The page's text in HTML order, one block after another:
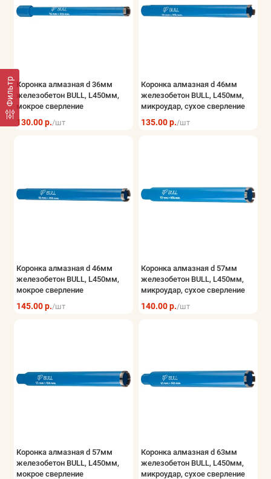
Фильтр Коронка алмазная d 36мм
железобетон BULL, L450мм,
мокрое сверление
130.00 р./шт
Коронка алмазная d 46мм
железобетон BULL, L450мм,
микроудар, сухое сверление
135.00 р./шт
Коронка алмазная d 46мм
железобетон BULL, L450мм,
мокрое сверление
145.00 р./шт
Коронка алмазная d 57мм
железобетон BULL, L450мм,
микроудар, сухое сверление
140.00 р./шт
Коронка алмазная d 57мм
железобетон BULL, L450мм,
мокрое сверление
Коронка алмазная d 63мм
железобетон BULL, L450мм,
микроудар, сухое сверление